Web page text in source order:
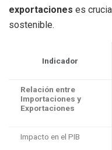
exportaciones es
sostenible.
Indicador
Relación entre
Importaciones y
Exportaciones
Impacto en el PIB